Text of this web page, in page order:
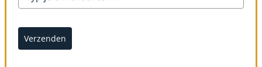
Verzenden